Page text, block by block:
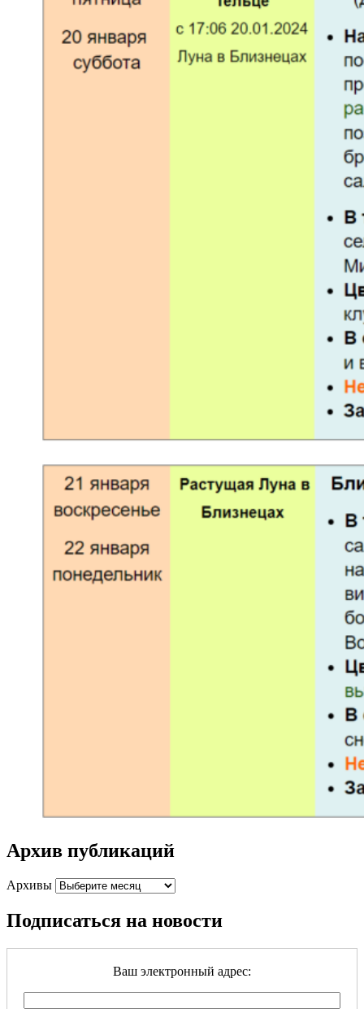
Архив публикаций
Архивы
Подписаться на новости
Ваш электронный адрес: